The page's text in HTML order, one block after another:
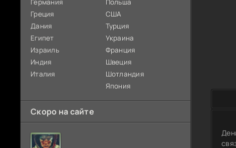
Германия
Греция
Дания
Египет
Израиль
Индия
Италия
Польша
США
Турция
Украина
Франция
Швеция
Шотландия
Япония
Скоро на сайте